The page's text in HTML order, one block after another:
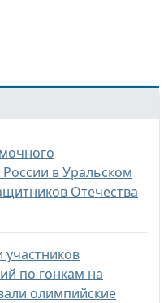
в Уральском
Отечества
по гонкам на
олимпийские